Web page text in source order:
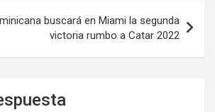
buscará en Miami la segunda
victoria rumbo a Catar 2022